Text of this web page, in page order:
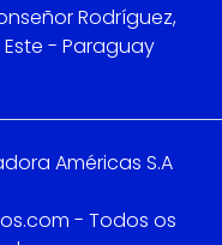
Rodríguez,
- Paraguay
Américas S.A
- Todos os